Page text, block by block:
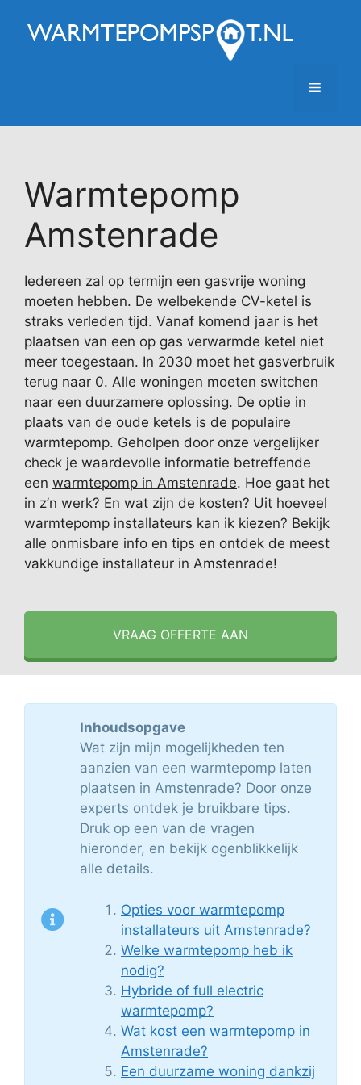
naar
Menu
Warmtepomp
Amstenrade
Iedereen zal op termijn een gasvrije woning
moeten hebben. De welbekende CV-ketel is
straks verleden tijd. Vanaf komend jaar is het
plaatsen van een op gas verwarmde ketel niet
meer toegestaan. In 2030 moet het gasverbruik
terug naar 0. Alle woningen moeten switchen
naar een duurzamere oplossing. De optie in
plaats van de oude ketels is de populaire
warmtepomp. Geholpen door onze vergelijker
check je waardevolle informatie betreffende
een warmtepomp in Amstenrade. Hoe gaat het
in z’n werk? En wat zijn de kosten? Uit hoeveel
warmtepomp installateurs kan ik kiezen? Bekijk
alle onmisbare info en tips en ontdek de meest
vakkundige installateur in Amstenrade!
VRAAG OFFERTE AAN
Inhoudsopgave
Wat zijn mijn mogelijkheden ten
aanzien van een warmtepomp laten
plaatsen in Amstenrade? Door onze
experts ontdek je bruikbare tips.
Druk op een van de vragen
hieronder, en bekijk ogenblikkelijk
alle details.
Opties voor warmtepomp
installateurs uit Amstenrade?
Welke warmtepomp heb ik
nodig?
Hybride of full electric
warmtepomp?
Wat kost een warmtepomp in
Amstenrade?
Een duurzame woning dankzij